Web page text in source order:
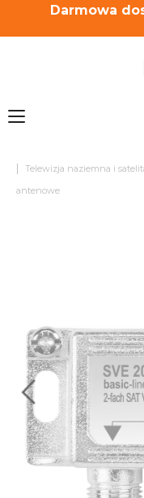
Darmowa
| Telewizja naziemna i
antenowe